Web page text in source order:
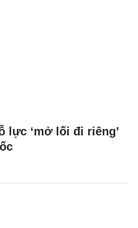
lực ‘mở lối đi riêng’